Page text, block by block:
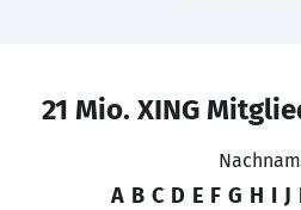
21 Mio. XING
A B C D E F G H I J